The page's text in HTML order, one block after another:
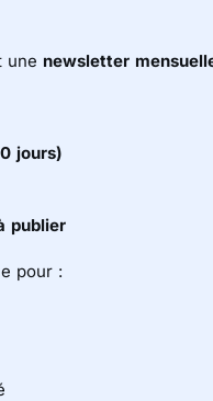
une newsletter
jours)
publier
pour :